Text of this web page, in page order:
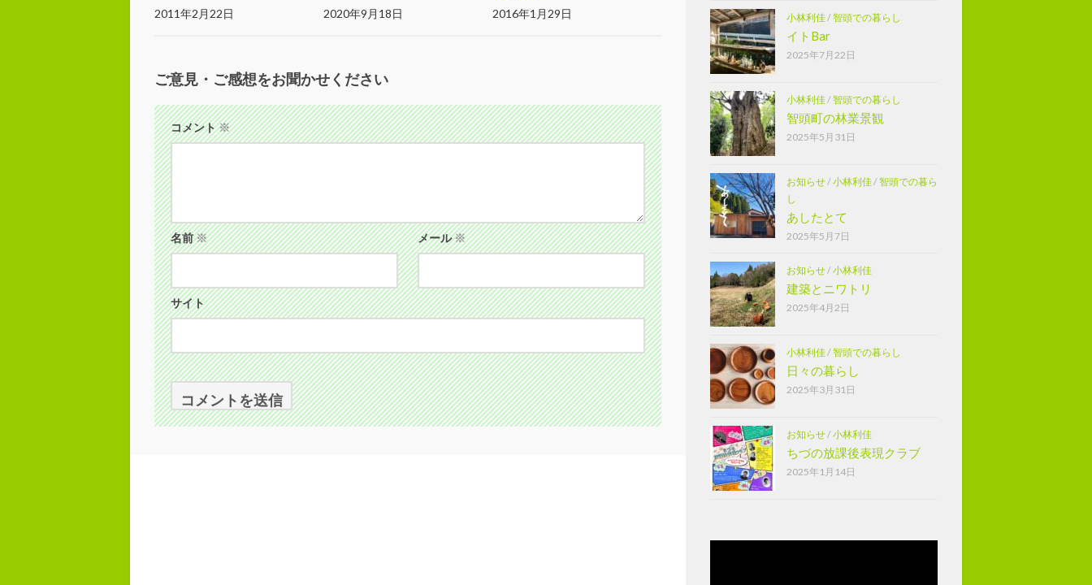
2011年2月22日 2020年9月18日 2016年1月29日
ご意見・ご感想をお聞かせください
コメント※
名前※ メール※
サイト
小林利佳/智頭での暮らし
イトBar
2025年7月22日
小林利佳/智頭での暮らし
智頭町の林業景観
2025年5月31日
お知らせ/小林利佳/智頭での暮ら
し
あしたとて
2025年5月7日
お知らせ/小林利佳
建築とニワトリ
2025年4月2日
小林利佳/智頭での暮らし
日々の暮らし
2025年3月31日
お知らせ/小林利佳
ちづの放課後表現クラブ
2025年1月14日